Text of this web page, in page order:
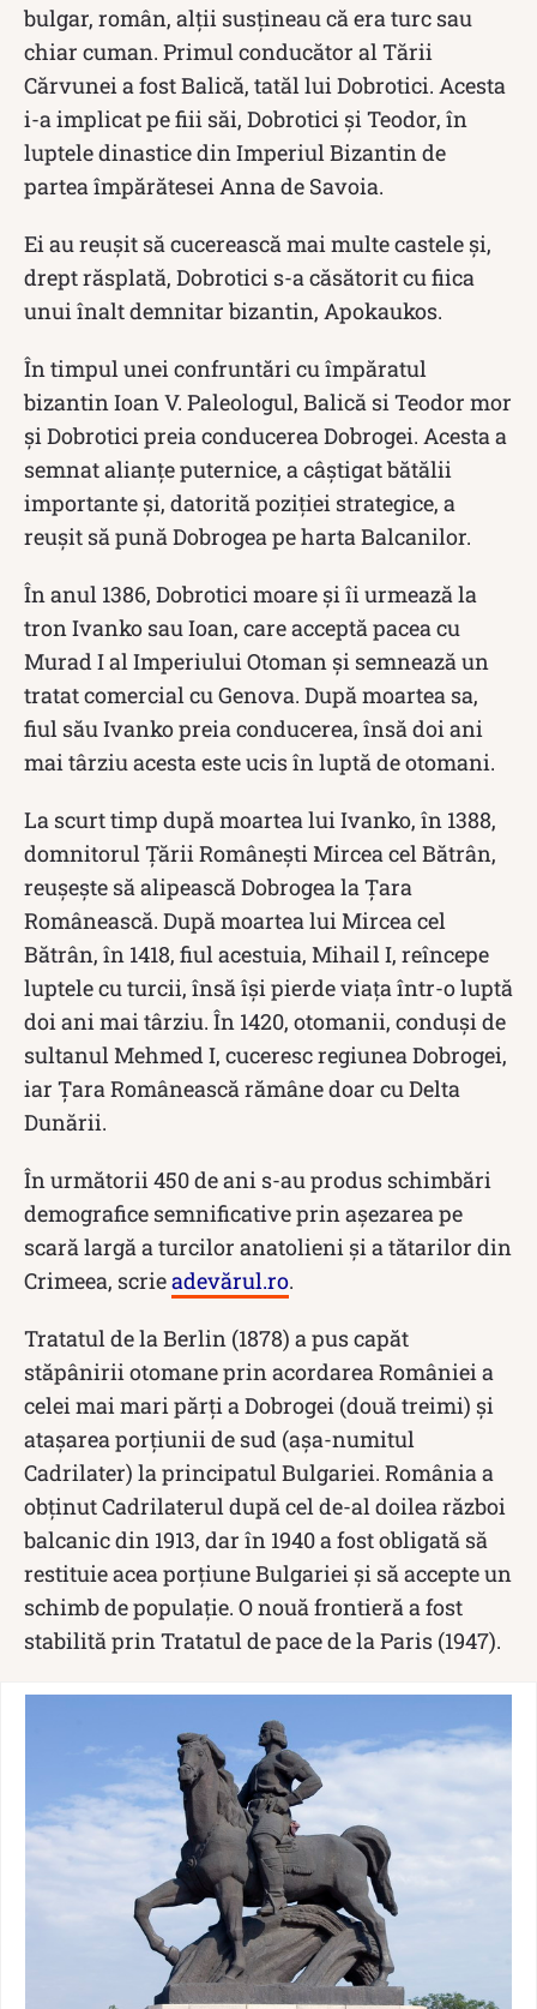
bulgar, român, alții susțineau că era turc sau
chiar cuman. Primul conducător al Tării
Cărvunei a fost Balică, tatăl lui Dobrotici. Acesta
i-a implicat pe fiii săi, Dobrotici și Teodor, în
luptele dinastice din Imperiul Bizantin de
partea împărătesei Anna de Savoia.
Ei au reușit să cucerească mai multe castele și,
drept răsplată, Dobrotici s-a căsătorit cu fiica
unui înalt demnitar bizantin, Apokaukos.
În timpul unei confruntări cu împăratul
bizantin Ioan V. Paleologul, Balică si Teodor mor
și Dobrotici preia conducerea Dobrogei. Acesta a
semnat alianțe puternice, a câștigat bătălii
importante și, datorită poziției strategice, a
reușit să pună Dobrogea pe harta Balcanilor.
În anul 1386, Dobrotici moare și îi urmează la
tron Ivanko sau Ioan, care acceptă pacea cu
Murad I al Imperiului Otoman și semnează un
tratat comercial cu Genova. După moartea sa,
fiul său Ivanko preia conducerea, însă doi ani
mai târziu acesta este ucis în luptă de otomani.
La scurt timp după moartea lui Ivanko, în 1388,
domnitorul Țării Românești Mircea cel Bătrân,
reușește să alipească Dobrogea la Țara
Românească. După moartea lui Mircea cel
Bătrân, în 1418, fiul acestuia, Mihail I, reîncepe
luptele cu turcii, însă își pierde viața într-o luptă
doi ani mai târziu. În 1420, otomanii, conduși de
sultanul Mehmed I, cuceresc regiunea Dobrogei,
iar Țara Românească rămâne doar cu Delta
Dunării.
În următorii 450 de ani s-au produs schimbări
demografice semnificative prin așezarea pe
scară largă a turcilor anatolieni și a tătarilor din
Crimeea, scrieadevărul.ro.
Tratatul de la Berlin (1878) a pus capăt
stăpânirii otomane prin acordarea României a
celei mai mari părți a Dobrogei (două treimi) și
atașarea porțiunii de sud (așa-numitul
Cadrilater) la principatul Bulgariei. România a
obținut Cadrilaterul după cel de-al doilea război
balcanic din 1913, dar în 1940 a fost obligată să
restituie acea porțiune Bulgariei și să accepte un
schimb de populație. O nouă frontieră a fost
stabilită prin Tratatul de pace de la Paris (1947).